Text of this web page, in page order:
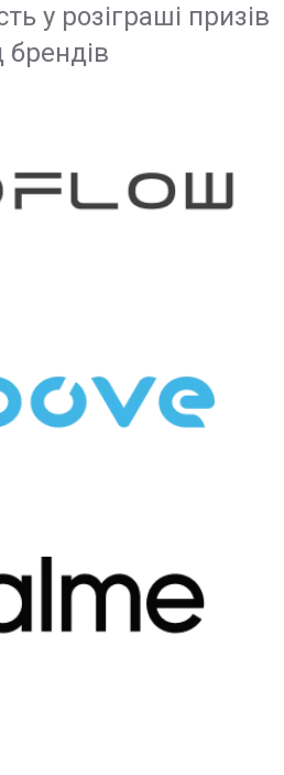
у розіграші призів
брендів